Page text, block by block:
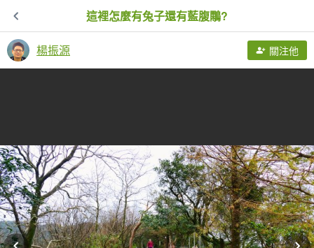
這裡怎麼有兔子還有藍腹鷴?
楊振源 關注他